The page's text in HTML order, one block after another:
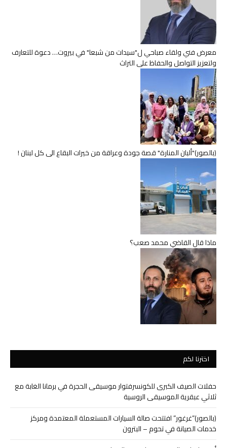
معرض فني ولقاء صباحي ل"سيدات من شبعا" في بيروت… دعوة للتعارف
ولتعزيز التواصل والحفاظ على التراث
(بالصور)"ألبان المنارة" قصة جودة وعراقة من خيرات البقاع الى كل لبنان !
ماذا قال القاضي محمد صعب؟
اخترنا لكم
حفلات الصيف الكبرى للكونسرفتوار موسيقى الحجرة في برمانا الغابة مع
ثلاثي عبقرية الموسيقى الروسية
(بالصور)”غرغور” افتتحت صالة السيارات المستعملة المعتمدة ومركز
خدمات الصيانة في تحوم – البترون